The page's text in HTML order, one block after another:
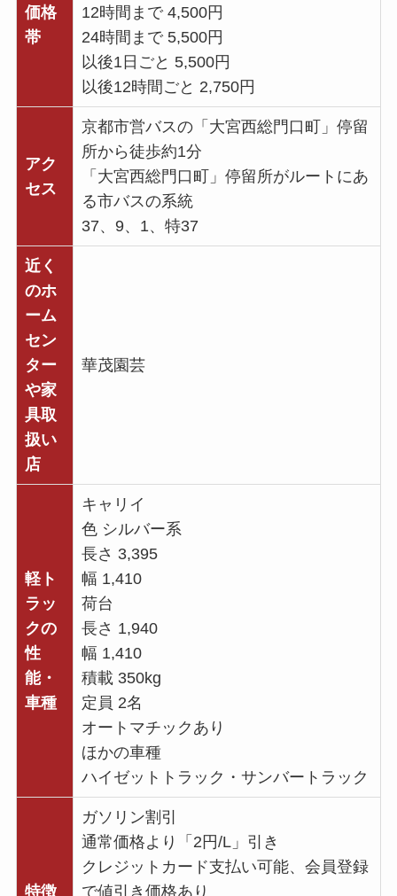
価格
帯
12時間まで 4,500円
24時間まで 5,500円
以後1日ごと 5,500円
以後12時間ごと 2,750円
アク
セス
京都市営バスの「大宮西総門口町」停留
所から徒歩約1分
「大宮西総門口町」停留所がルートにあ
る市バスの系統
37、9、1、特37
近く
のホ
ーム
セン
ター
や家
具取
扱い
店
華茂園芸
軽ト
ラッ
クの
性
能・
車種
キャリイ
色 シルバー系
長さ 3,395
幅 1,410
荷台
長さ 1,940
幅 1,410
積載 350kg
定員 2名
オートマチックあり
ほかの車種
ハイゼットトラック・サンバートラック
特徴
ガソリン割引
通常価格より「2円/L」引き
クレジットカード支払い可能、会員登録
で値引き価格あり